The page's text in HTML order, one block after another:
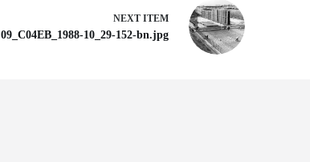
NEXT ITEM
09_C04EB_1988-10_29-152-bn.jpg